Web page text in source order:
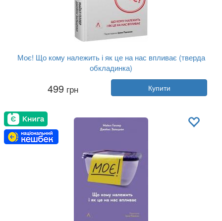
Моє! Що кому належить і як це на нас впливає (тверда
обкладинка)
Майкл Хеллер
Видавництво:Лабораторія
499 грн Купити